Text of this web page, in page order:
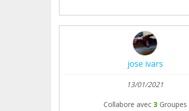
jose ivars
13/01/2021
Collabore avec 3 Groupes